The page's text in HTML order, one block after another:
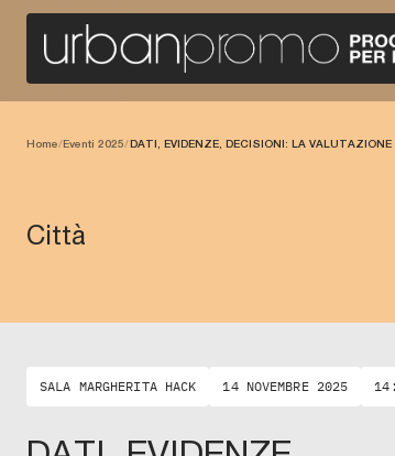
Home/Eventi 2025/DATI, EVIDENZE, DECISIONI: LA VALUTAZIONE
Città
SALA MARGHERITA HACK 14 NOVEMBRE 2025